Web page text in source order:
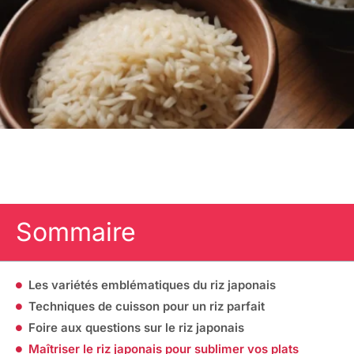
Sommaire
Les variétés emblématiques du riz japonais
Techniques de cuisson pour un riz parfait
Foire aux questions sur le riz japonais
Maîtriser le riz japonais pour sublimer vos plats